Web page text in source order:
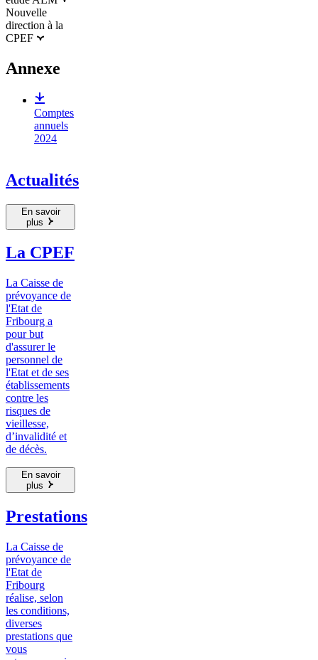
Nouvelle
direction à la
CPEF
Annexe
Comptes
annuels
2024
Actualités
En savoir
plus
La CPEF
La Caisse de
prévoyance de
l'Etat de
Fribourg a
pour but
d'assurer le
personnel de
l'Etat et de ses
établissements
contre les
risques de
vieillesse,
d’invalidité et
de décès.
En savoir
plus
Prestations
La Caisse de
prévoyance de
l'Etat de
Fribourg
réalise, selon
les conditions,
diverses
prestations que
vous